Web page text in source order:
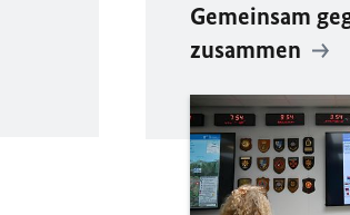
Gemeinsam
zusammen